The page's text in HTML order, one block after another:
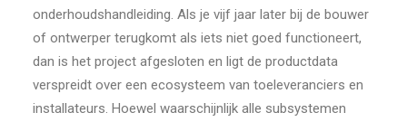
onderhoudshandleiding. Als je vijf jaar later bij de bouwer
of ontwerper terugkomt als iets niet goed functioneert,
dan is het project afgesloten en ligt de productdata
verspreidt over een ecosysteem van toeleveranciers en
installateurs. Hoewel waarschijnlijk alle subsystemen